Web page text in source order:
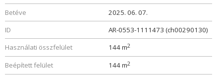
Betéve
2025. 06. 07.
ID
AR-0553-1111473 (ch00290130)
Használati összfelület
144 m2
Beépített felület 144 m2